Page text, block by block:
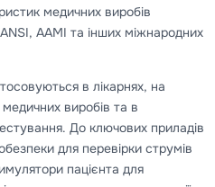
медичних виробів
AAMI та інших міжнародних
в лікарнях, на
виробів та в
До ключових приладів
для перевірки струмів
пацієнта для